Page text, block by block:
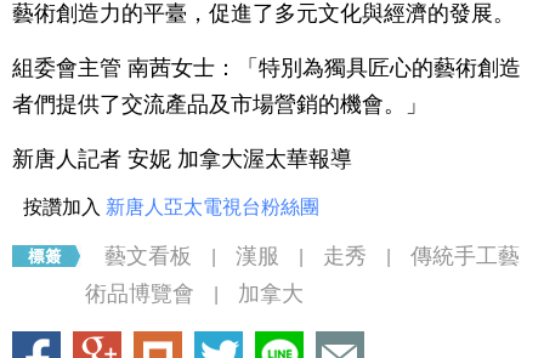
藝術創造力的平臺，促進了多元文化與經濟的發展。
組委會主管 南茜女士：「特別為獨具匠心的藝術創造
者們提供了交流產品及市場營銷的機會。」
新唐人記者 安妮 加拿大渥太華報導
按讚加入 新唐人亞太電視台粉絲團
藝文看板 漢服 走秀
傳統手工藝
術品博覽會
加拿大